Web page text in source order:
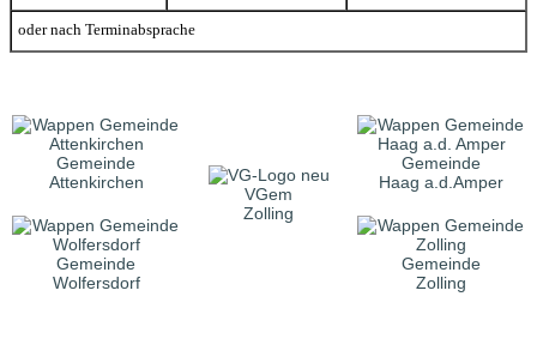
oder nach Terminabsprache
Gemeinde
Attenkirchen
VGem
Zolling
Gemeinde
Haag a.d.Amper
Gemeinde
Wolfersdorf
Gemeinde
Zolling